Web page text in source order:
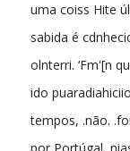
uma coiss Hite
sabida é
olnterri. ‘Fm'[n
ido
tempos, .não.